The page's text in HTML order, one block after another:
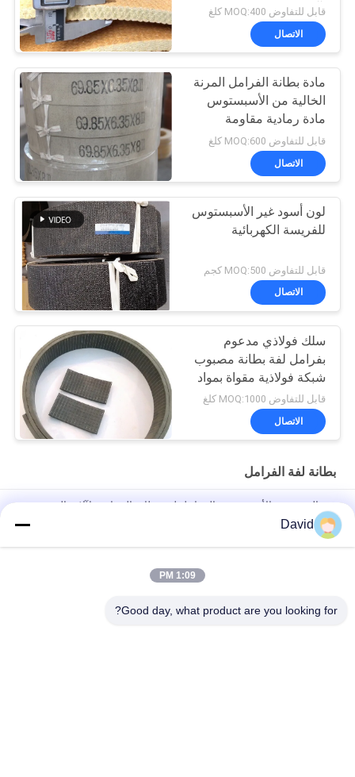
لآبار زيت الونش
قابل للتفاوض MOQ:400 كلغ
الاتصال
مادة بطانة الفرامل المرنة
الخالية من الأسبستوس
مادة رمادية مقاومة
للحرارة
قابل للتفاوض MOQ:600 كلغ
الاتصال
لون أسود غير الأسبستوس
للفريسة الكهربائية
قابل للتفاوض MOQ:500 كجم
الاتصال
سلك فولاذي مدعوم
بفرامل لفة بطانة مصبوب
شبكة فولاذية مقواة بمواد
مطاطية
قابل للتفاوض MOQ:1000 كلغ
الاتصال
بطانة لفة الفرامل
غير المنسوجة الأسبستوس الفرامل لفة بطانة الصناعية لآلات السفن
أجزاء جرار أوتوماتيكية بطانة فرامل مع نحاس نحاسي لفرامل أسطوانة
فرامل الأحذية
شريط الفرامل من الألياف الزجاجية الفسكوزية التبطين بشهادة
David
1:09 PM
Good day, what product are you looking for?